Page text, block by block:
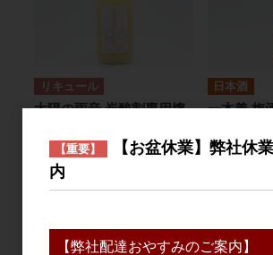
リキュール
太陽の雨音 炭酸割専用檸
3,815円
日本酒
一本義
1,600円
【重要】
【お盆休業】弊社休
内
【弊社配達おやすみのご案内】